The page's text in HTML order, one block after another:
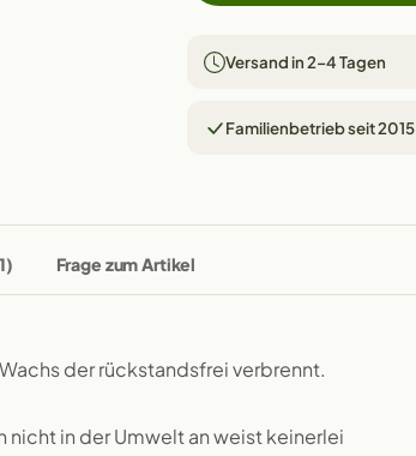
Versand in 2–4 Tagen
Familienbetrieb seit 2015
Frage zum Artikel
der rückstandsfrei verbrennt.
in der Umwelt an weist keinerlei